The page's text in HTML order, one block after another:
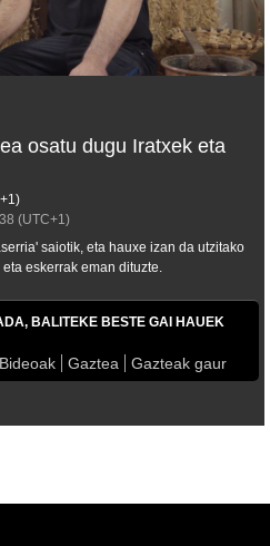
osatu dugu Iratxek eta
(UTC+1)
saiotik, eta hauxe izan da utzitako
eskerrak eman dituzte.
BALITEKE BESTE GAI HAUEK
Bideoak Gaztea Gazteak gaur